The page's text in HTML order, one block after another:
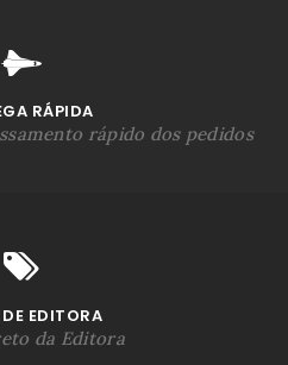
RÁPIDA
rápido dos pedidos
EDITORA
da Editora